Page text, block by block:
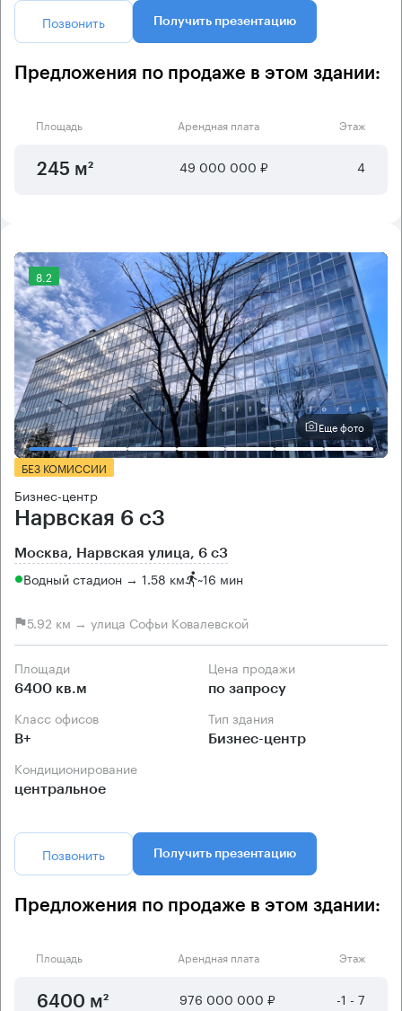
Позвонить Получить презентацию
Предложения по продаже в этом здании:
Площадь Арендная плата Этаж
245 м² 49 000 000 ₽ 4
8.2
Еще фото
БЕЗ КОМИССИИ
Бизнес-центр
Нарвская 6 с3
Москва, Нарвская улица, 6 с3
Водный стадион → 1.58 км ~16 мин
5.92 км → улица Софьи Ковалевской
Площади
6400 кв.м
Цена продажи
по запросу
Класс офисов
B+
Тип здания
Бизнес-центр
Кондиционирование
центральное
Позвонить Получить презентацию
Предложения по продаже в этом здании:
Площадь Арендная плата Этаж
6400 м² 976 000 000 ₽ -1 - 7